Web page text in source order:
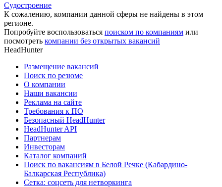
Судостроение
К сожалению, компании данной сферы не найдены в этом
регионе.
Попробуйте воспользоваться поиском по компаниям или
посмотреть компании без открытых вакансий
HeadHunter
Размещение вакансий
Поиск по резюме
О компании
Наши вакансии
Реклама на сайте
Требования к ПО
Безопасный HeadHunter
HeadHunter API
Партнерам
Инвесторам
Каталог компаний
Поиск по вакансиям в Белой Речке (Кабардино-
Балкарская Республика)
Сетка: соцсеть для нетворкинга